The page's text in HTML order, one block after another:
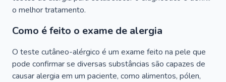
o melhor tratamento.
Como é feito o exame de alergia
O teste cutâneo-alérgico é um exame feito na pele que
pode confirmar se diversas substâncias são capazes de
causar alergia em um paciente, como alimentos, pólen,